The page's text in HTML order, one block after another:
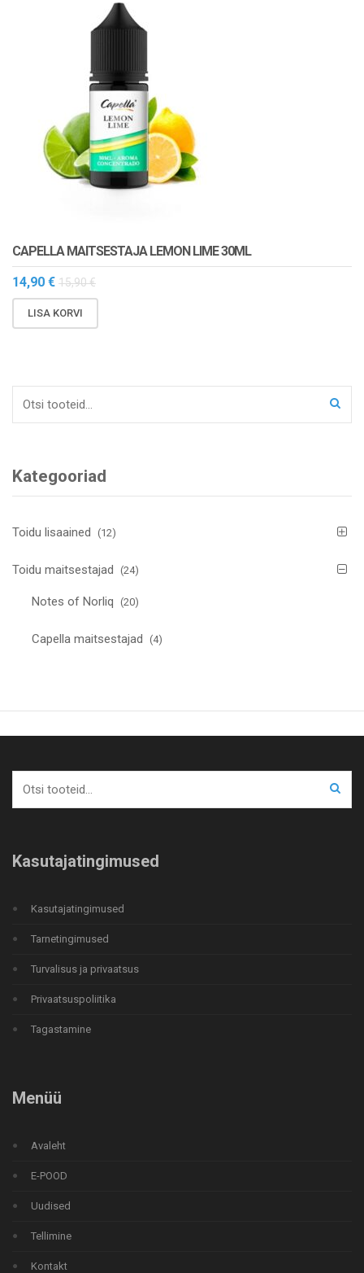
CAPELLA MAITSESTAJA LEMON LIME 30ML
14,90 € 15,90€
LISA KORVI
Kategooriad
Toidu lisaained (12)
Toidu maitsestajad (24)
Notes of Norliq (20)
Capella maitsestajad (4)
Kasutajatingimused
Kasutajatingimused
Tarnetingimused
Turvalisus ja privaatsus
Privaatsuspoliitika
Tagastamine
Menüü
Avaleht
E-POOD
Uudised
Tellimine
Kontakt